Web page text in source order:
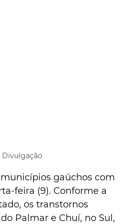
Divulgação
gaúchos com
feira (9). Conforme a
os transtornos
Palmar e Chuí, no Sul,